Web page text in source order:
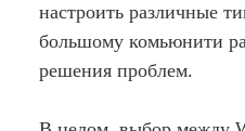
настроить различные
большому комьюнити
решения проблем.